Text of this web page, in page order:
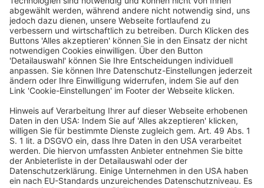
angesichts steigender Sozialversicherungsbeiträge
machten sich die Bürgerinnen und Bürger aber
Gedanken um die Zukunftsfestigkeit der sozialen
Sicherung. Deshalb sei ein sachlicher politischer und
gesamtgesellschaftlicher Aushandlungsprozess
dringend nötig. Er müsse in den Blick nehmen das
zahlenmäßige Verhältnis zwischen Jüngeren und
Älteren, zwischen Menschen mit einem höheren und
niedrigeren Einkommen, zwischen denjenigen, die
Sozialversicherungsbeiträge zahlen und denjenigen, die
anderen Systemen zugeordnet seien. Die Komplexität
des Sozialrechts könne zudem zur Überforderung der
Bürgerinnen und Bürger führen. „Über Bürokratieabbau
müssen wir auch im Sozialrecht reden, es geht um die
Vereinfachung eines aus Sicht der Betroffenen immer
komplizierter gewordenen Systems“, so die Präsidentin.